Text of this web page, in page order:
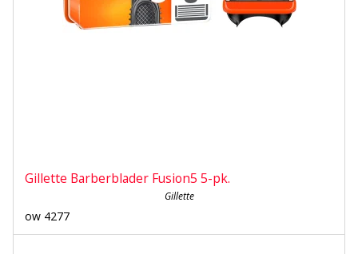
Gillette Barberblader Fusion5 5-pk.
Gillette
ow 4277